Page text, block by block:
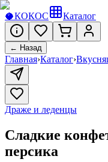
🥥КОКОС Каталог
← Назад
Главная›Каталог›
Драже и леденцы
Сладкие
персика